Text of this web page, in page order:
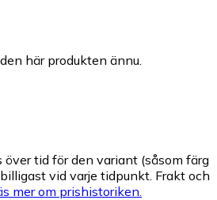
här produkten ännu.
över tid för den variant (såsom färg
vid varje tidpunkt. Frakt och
mer om prishistoriken.